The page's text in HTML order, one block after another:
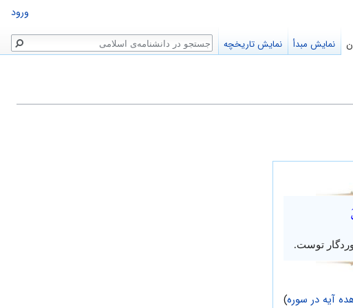
توست.
آیه در سوره)
ورود
نمایش مبدأ نمایش تاریخچه جستجو